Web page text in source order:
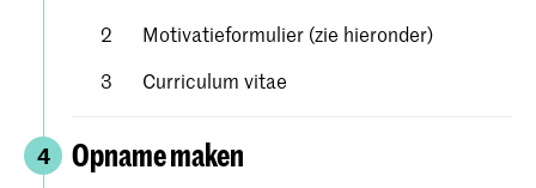
Motivatieformulier (zie hieronder)
Curriculum vitae
4 Opname maken